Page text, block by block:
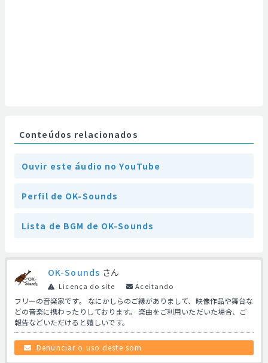
Conteúdos relacionados
Ouvir este áudio no YouTube
Perfil de OK-Sounds
Lista de BGM de OK-Sounds
OK-Sounds さん
Licença do site Aceitando
フリーの音楽家です。 なにかしらのご縁がありまして、映像作品や舞台な
どの音楽に携わったりしております。 楽曲をご利用いただいた場合、ご
報告などいただけると嬉しいです。
Denunciar o uso deste som